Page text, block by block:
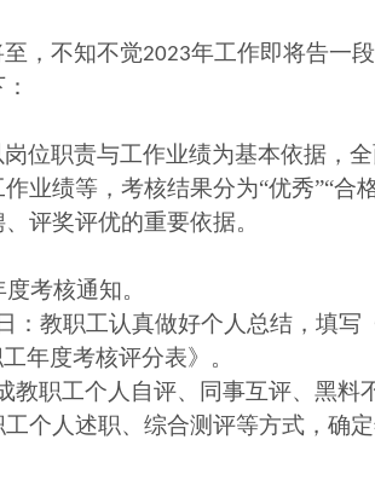
，不知不觉2023年工作即将告一段
位职责与工作业绩为基本依据，
业绩等， 考核结果分为“优秀”“合
评奖评优的重要依据。
考核通知。
日：教职工认真做好个人总结， 填写
年度考核评分表》。
教职工个人自评、同事互评、黑料
工个人述职、综合测评等方式，确